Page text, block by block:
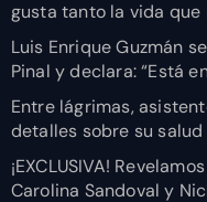
gusta tanto la vida que
Luis Enrique Guzmán
Pinal y declara: “Está
Entre lágrimas,
detalles sobre su salud
¡EXCLUSIVA!
Carolina Sandoval y